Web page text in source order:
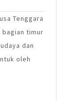
sejarah
nusa89
yang
kaya
Tenggara
timur
dan
oleh